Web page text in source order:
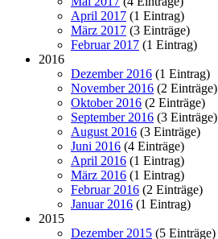
April 2017 (1 Eintrag)
März 2017 (3 Einträge)
Februar 2017 (1 Eintrag)
2016
Dezember 2016 (1 Eintrag)
November 2016 (2 Einträge)
Oktober 2016 (2 Einträge)
September 2016 (3 Einträge)
August 2016 (3 Einträge)
Juni 2016 (4 Einträge)
April 2016 (1 Eintrag)
März 2016 (1 Eintrag)
Februar 2016 (2 Einträge)
Januar 2016 (1 Eintrag)
2015
Dezember 2015 (5 Einträge)